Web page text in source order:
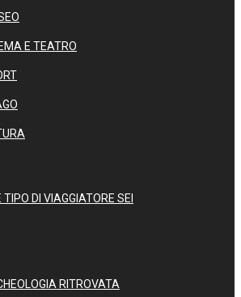
E TEATRO
TIPO DI VIAGGIATORE SEI
RITROVATA